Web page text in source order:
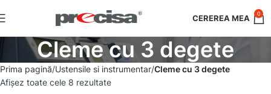
0
Cleme cu 3 degete
Prima pagină Ustensile si instrumentar Cleme cu 3 degete
Afișez toate cele 8 rezultate